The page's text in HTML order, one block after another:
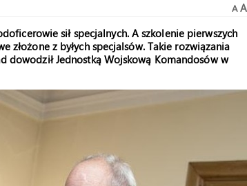
A A
sił specjalnych. A szkolenie pierwszych
złożone z byłych specjalsów. Takie rozwiązania
dowodził Jednostką Wojskową Komandosów w